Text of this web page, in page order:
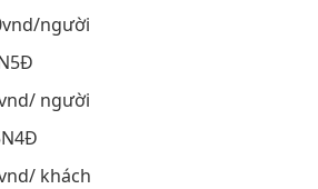
người
người
khách